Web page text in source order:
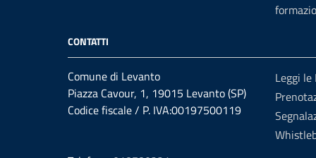
CONTATTI
Comune di Levanto
Piazza Cavour, 1, 19015 Levanto (SP)
Codice fiscale / P. IVA:00197500119
Leggi le